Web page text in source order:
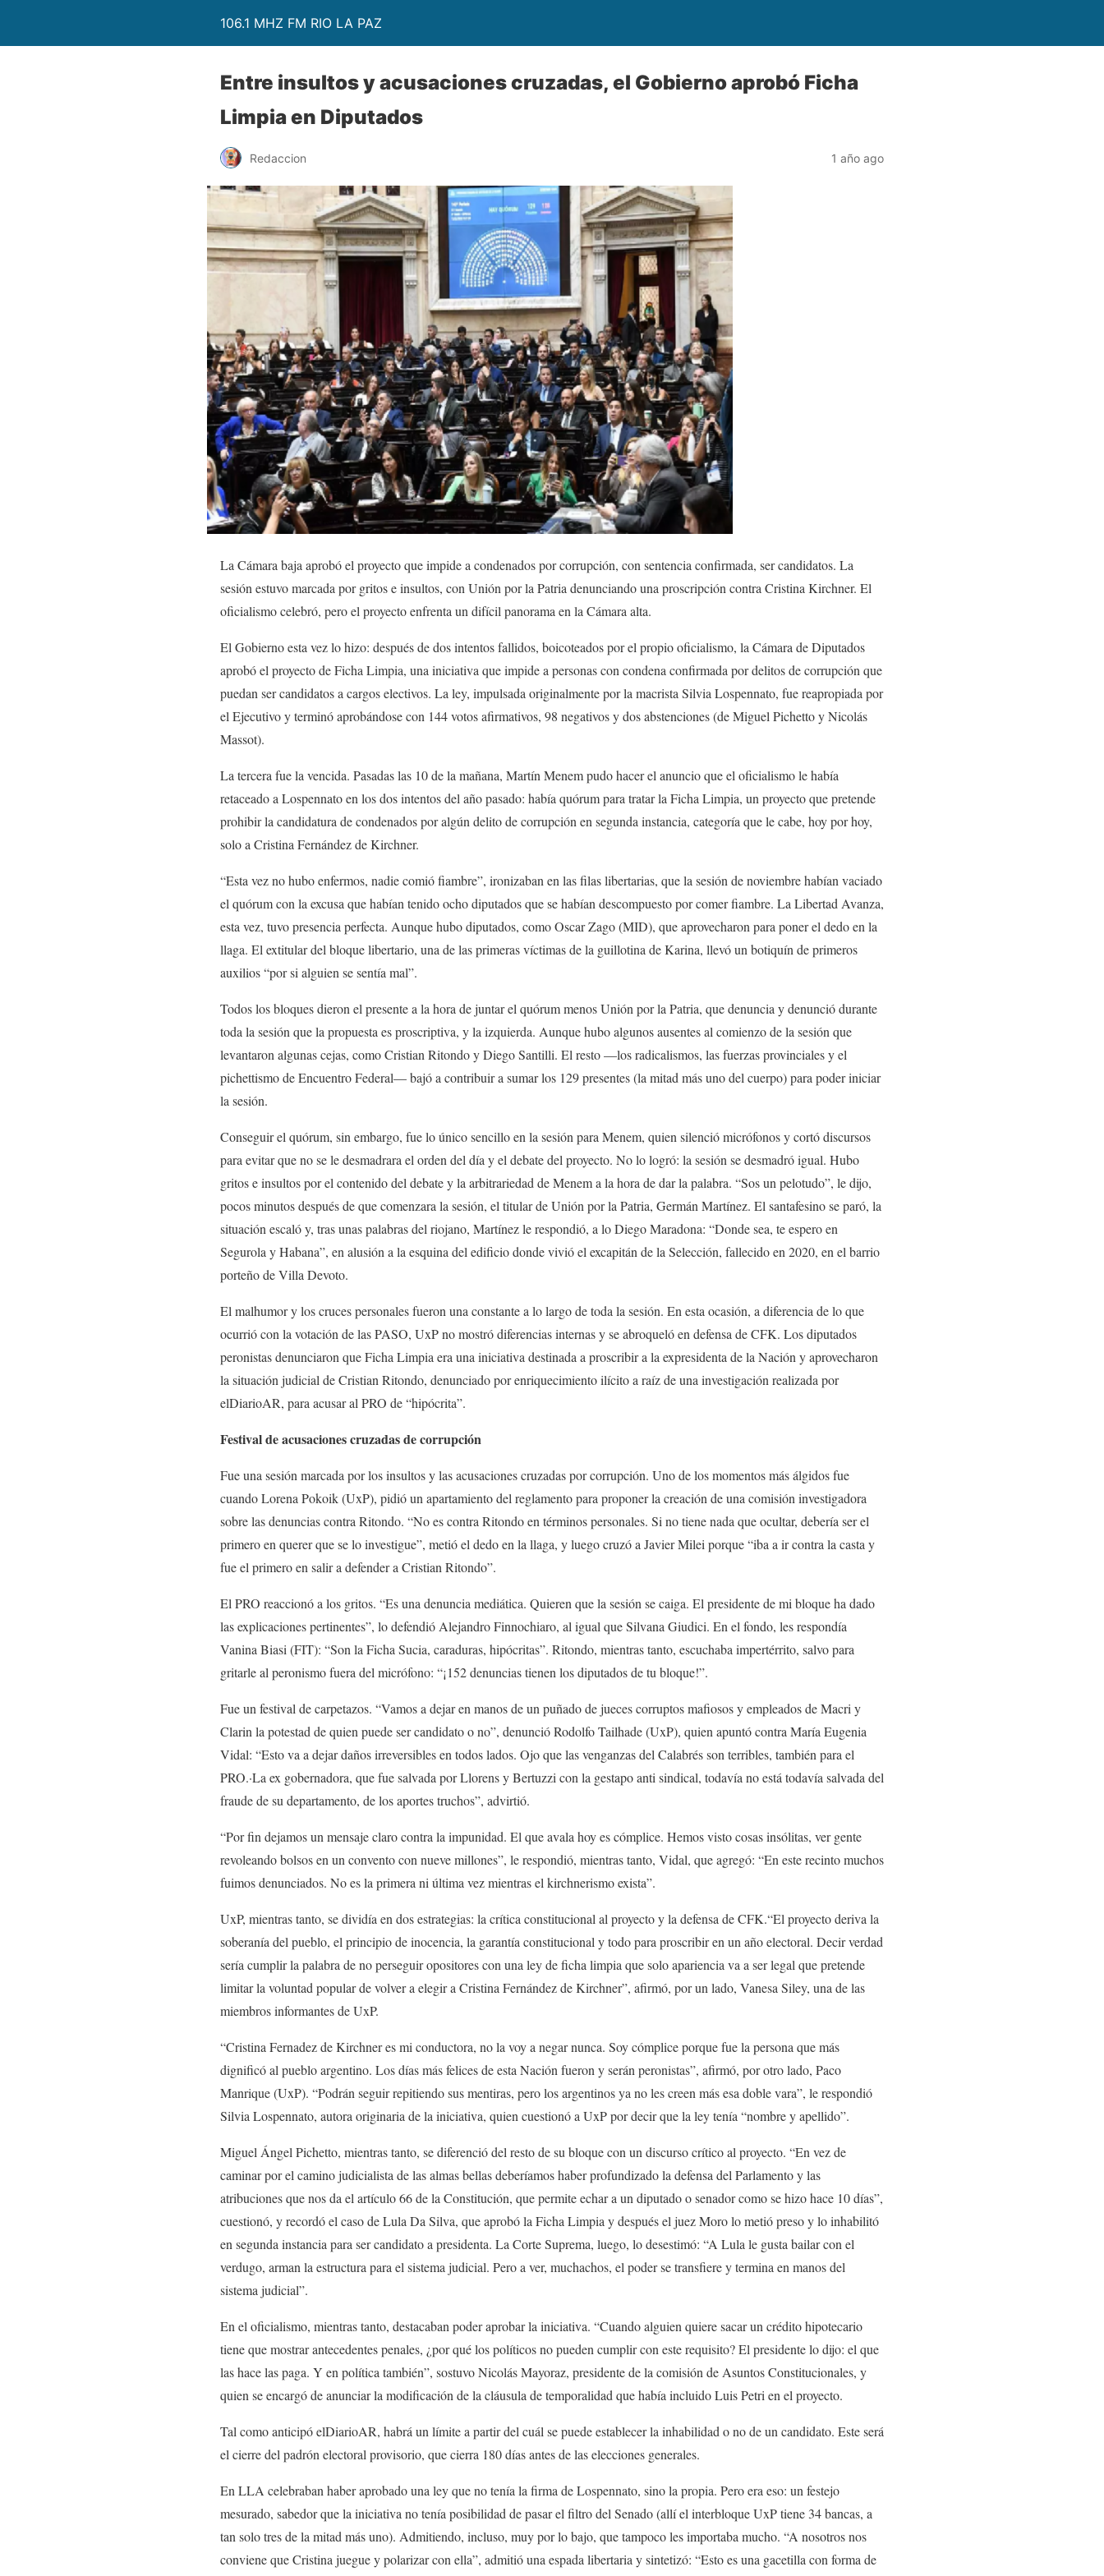
106.1 MHZ FM RIO LA PAZ
Entre insultos y acusaciones cruzadas, el Gobierno aprobó Ficha
Limpia en Diputados
Redaccion 1 año ago
La Cámara baja aprobó el proyecto que impide a condenados por corrupción, con sentencia confirmada, ser candidatos. La
sesión estuvo marcada por gritos e insultos, con Unión por la Patria denunciando una proscripción contra Cristina Kirchner. El
oficialismo celebró, pero el proyecto enfrenta un difícil panorama en la Cámara alta.
El Gobierno esta vez lo hizo: después de dos intentos fallidos, boicoteados por el propio oficialismo, la Cámara de Diputados
aprobó el proyecto de Ficha Limpia, una iniciativa que impide a personas con condena confirmada por delitos de corrupción que
puedan ser candidatos a cargos electivos. La ley, impulsada originalmente por la macrista Silvia Lospennato, fue reapropiada por
el Ejecutivo y terminó aprobándose con 144 votos afirmativos, 98 negativos y dos abstenciones (de Miguel Pichetto y Nicolás
Massot).
La tercera fue la vencida. Pasadas las 10 de la mañana, Martín Menem pudo hacer el anuncio que el oficialismo le había
retaceado a Lospennato en los dos intentos del año pasado: había quórum para tratar la Ficha Limpia, un proyecto que pretende
prohibir la candidatura de condenados por algún delito de corrupción en segunda instancia, categoría que le cabe, hoy por hoy,
solo a Cristina Fernández de Kirchner.
“Esta vez no hubo enfermos, nadie comió fiambre”, ironizaban en las filas libertarias, que la sesión de noviembre habían vaciado
el quórum con la excusa que habían tenido ocho diputados que se habían descompuesto por comer fiambre. La Libertad Avanza,
esta vez, tuvo presencia perfecta. Aunque hubo diputados, como Oscar Zago (MID), que aprovecharon para poner el dedo en la
llaga. El extitular del bloque libertario, una de las primeras víctimas de la guillotina de Karina, llevó un botiquín de primeros
auxilios “por si alguien se sentía mal”.
Todos los bloques dieron el presente a la hora de juntar el quórum menos Unión por la Patria, que denuncia y denunció durante
toda la sesión que la propuesta es proscriptiva, y la izquierda. Aunque hubo algunos ausentes al comienzo de la sesión que
levantaron algunas cejas, como Cristian Ritondo y Diego Santilli. El resto —los radicalismos, las fuerzas provinciales y el
pichettismo de Encuentro Federal— bajó a contribuir a sumar los 129 presentes (la mitad más uno del cuerpo) para poder iniciar
la sesión.
Conseguir el quórum, sin embargo, fue lo único sencillo en la sesión para Menem, quien silenció micrófonos y cortó discursos
para evitar que no se le desmadrara el orden del día y el debate del proyecto. No lo logró: la sesión se desmadró igual. Hubo
gritos e insultos por el contenido del debate y la arbitrariedad de Menem a la hora de dar la palabra. “Sos un pelotudo”, le dijo,
pocos minutos después de que comenzara la sesión, el titular de Unión por la Patria, Germán Martínez. El santafesino se paró, la
situación escaló y, tras unas palabras del riojano, Martínez le respondió, a lo Diego Maradona: “Donde sea, te espero en
Segurola y Habana”, en alusión a la esquina del edificio donde vivió el excapitán de la Selección, fallecido en 2020, en el barrio
porteño de Villa Devoto.
El malhumor y los cruces personales fueron una constante a lo largo de toda la sesión. En esta ocasión, a diferencia de lo que
ocurrió con la votación de las PASO, UxP no mostró diferencias internas y se abroqueló en defensa de CFK. Los diputados
peronistas denunciaron que Ficha Limpia era una iniciativa destinada a proscribir a la expresidenta de la Nación y aprovecharon
la situación judicial de Cristian Ritondo, denunciado por enriquecimiento ilícito a raíz de una investigación realizada por
elDiarioAR, para acusar al PRO de “hipócrita”.
Festival de acusaciones cruzadas de corrupción
Fue una sesión marcada por los insultos y las acusaciones cruzadas por corrupción. Uno de los momentos más álgidos fue
cuando Lorena Pokoik (UxP), pidió un apartamiento del reglamento para proponer la creación de una comisión investigadora
sobre las denuncias contra Ritondo. “No es contra Ritondo en términos personales. Si no tiene nada que ocultar, debería ser el
primero en querer que se lo investigue”, metió el dedo en la llaga, y luego cruzó a Javier Milei porque “iba a ir contra la casta y
fue el primero en salir a defender a Cristian Ritondo”.
El PRO reaccionó a los gritos. “Es una denuncia mediática. Quieren que la sesión se caiga. El presidente de mi bloque ha dado
las explicaciones pertinentes”, lo defendió Alejandro Finnochiaro, al igual que Silvana Giudici. En el fondo, les respondía
Vanina Biasi (FIT): “Son la Ficha Sucia, caraduras, hipócritas”. Ritondo, mientras tanto, escuchaba impertérrito, salvo para
gritarle al peronismo fuera del micrófono: “¡152 denuncias tienen los diputados de tu bloque!”.
Fue un festival de carpetazos. “Vamos a dejar en manos de un puñado de jueces corruptos mafiosos y empleados de Macri y
Clarin la potestad de quien puede ser candidato o no”, denunció Rodolfo Tailhade (UxP), quien apuntó contra María Eugenia
Vidal: “Esto va a dejar daños irreversibles en todos lados. Ojo que las venganzas del Calabrés son terribles, también para el
PRO.·La ex gobernadora, que fue salvada por Llorens y Bertuzzi con la gestapo anti sindical, todavía no está todavía salvada del
fraude de su departamento, de los aportes truchos”, advirtió.
“Por fin dejamos un mensaje claro contra la impunidad. El que avala hoy es cómplice. Hemos visto cosas insólitas, ver gente
revoleando bolsos en un convento con nueve millones”, le respondió, mientras tanto, Vidal, que agregó: “En este recinto muchos
fuimos denunciados. No es la primera ni última vez mientras el kirchnerismo exista”.
UxP, mientras tanto, se dividía en dos estrategias: la crítica constitucional al proyecto y la defensa de CFK.“El proyecto deriva la
soberanía del pueblo, el principio de inocencia, la garantía constitucional y todo para proscribir en un año electoral. Decir verdad
sería cumplir la palabra de no perseguir opositores con una ley de ficha limpia que solo apariencia va a ser legal que pretende
limitar la voluntad popular de volver a elegir a Cristina Fernández de Kirchner”, afirmó, por un lado, Vanesa Siley, una de las
miembros informantes de UxP.
“Cristina Fernadez de Kirchner es mi conductora, no la voy a negar nunca. Soy cómplice porque fue la persona que más
dignificó al pueblo argentino. Los días más felices de esta Nación fueron y serán peronistas”, afirmó, por otro lado, Paco
Manrique (UxP). “Podrán seguir repitiendo sus mentiras, pero los argentinos ya no les creen más esa doble vara”, le respondió
Silvia Lospennato, autora originaria de la iniciativa, quien cuestionó a UxP por decir que la ley tenía “nombre y apellido”.
Miguel Ángel Pichetto, mientras tanto, se diferenció del resto de su bloque con un discurso crítico al proyecto. “En vez de
caminar por el camino judicialista de las almas bellas deberíamos haber profundizado la defensa del Parlamento y las
atribuciones que nos da el artículo 66 de la Constitución, que permite echar a un diputado o senador como se hizo hace 10 días”,
cuestionó, y recordó el caso de Lula Da Silva, que aprobó la Ficha Limpia y después el juez Moro lo metió preso y lo inhabilitó
en segunda instancia para ser candidato a presidenta. La Corte Suprema, luego, lo desestimó: “A Lula le gusta bailar con el
verdugo, arman la estructura para el sistema judicial. Pero a ver, muchachos, el poder se transfiere y termina en manos del
sistema judicial”.
En el oficialismo, mientras tanto, destacaban poder aprobar la iniciativa. “Cuando alguien quiere sacar un crédito hipotecario
tiene que mostrar antecedentes penales, ¿por qué los políticos no pueden cumplir con este requisito? El presidente lo dijo: el que
las hace las paga. Y en política también”, sostuvo Nicolás Mayoraz, presidente de la comisión de Asuntos Constitucionales, y
quien se encargó de anunciar la modificación de la cláusula de temporalidad que había incluido Luis Petri en el proyecto.
Tal como anticipó elDiarioAR, habrá un límite a partir del cuál se puede establecer la inhabilidad o no de un candidato. Este será
el cierre del padrón electoral provisorio, que cierra 180 días antes de las elecciones generales.
En LLA celebraban haber aprobado una ley que no tenía la firma de Lospennato, sino la propia. Pero era eso: un festejo
mesurado, sabedor que la iniciativa no tenía posibilidad de pasar el filtro del Senado (allí el interbloque UxP tiene 34 bancas, a
tan solo tres de la mitad más uno). Admitiendo, incluso, muy por lo bajo, que tampoco les importaba mucho. “A nosotros nos
conviene que Cristina juegue y polarizar con ella”, admitió una espada libertaria y sintetizó: “Esto es una gacetilla con forma de